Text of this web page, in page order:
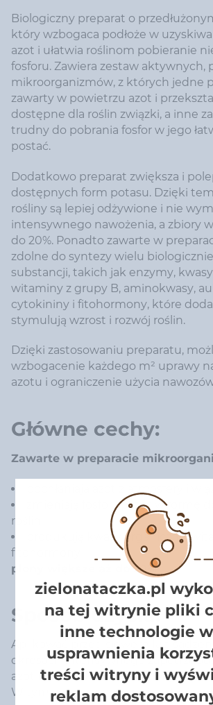
Biologiczny preparat o
który wzbogaca podłoże w
azot i ułatwia roślinom pobieranie
fosforu. Zawiera zestaw aktywnych,
mikroorganizmów, z których jedne
zawarty w powietrzu azot i
dostępne dla roślin związki, a inne
trudny do pobrania fosfor w jego
postać.
Dodatkowo preparat zwiększa i
dostępnych form potasu. Dzięki
rośliny są lepiej odżywione i nie
intensywnego nawożenia, a zbiory
do 20%. Ponadto zawarte w
zdolne do syntezy wielu
substancji, takich jak enzymy,
witaminy z grupy B, aminokwasy,
cytokininy i fitohormony, które
stymulują wzrost i rozwój roślin.
Dzięki zastosowaniu preparatu,
wzbogacenie każdego m² uprawy
azotu i ograniczenie użycia
Główne cechy:
Zawarte w preparacie
zmieniają fosfor i potas w formę
roślin
produkują kwasy organiczne,
fitohormony
plony większe aż do 20%
Sposób użycia:
Aplikować przed siewem lub
okresach intensywnego
azot (faza kiełkowania, rozwoju liści,
W tym celu przygotować roztwór
zielonataczka.pl
na tej witrynie pliki
inne technologie
usprawnienia
treści witryny i
reklam